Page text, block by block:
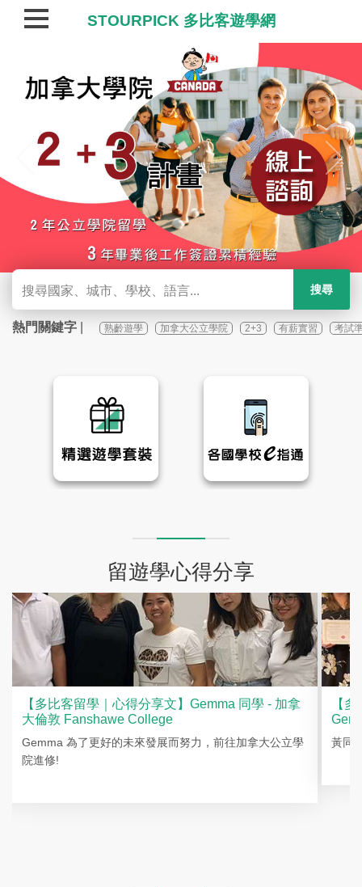
熱門關鍵字 熟齡遊學 加拿大公立學院 2+3 有薪實習 考試
Previous Next
留遊學心得分享
【多比客留學｜心得分享文】Gemma 同學 - 加拿
大倫敦 Fanshawe College
Gemma 為了更好的未來發展而努力，前往加拿大公立學
院進修!
【
黃同
STOURPICK 多比客遊學網